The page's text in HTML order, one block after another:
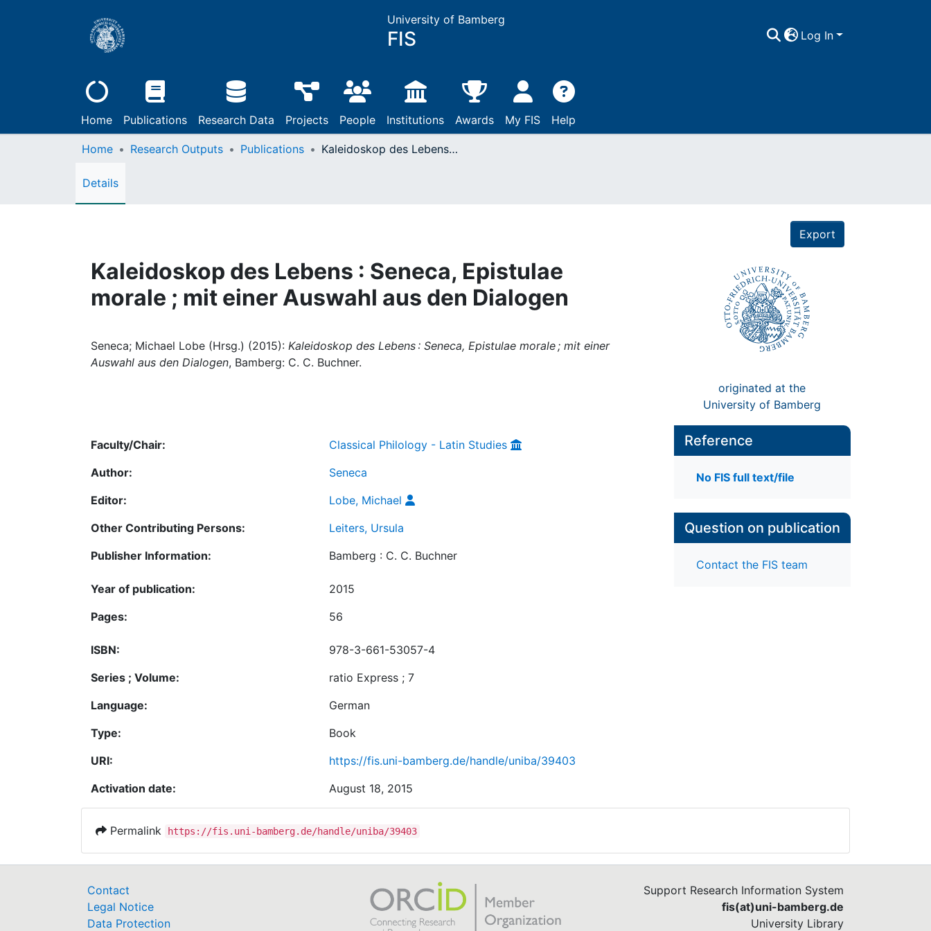
University of Bamberg
FIS Log In
Home Publications Research Data Projects People Institutions Awards My FIS Help
Home Research Outputs Publications Kaleidoskop des Lebens : Seneca, Epistulae morale ; mit einer Auswahl aus den Dialogen
Details
Export
Kaleidoskop des Lebens : Seneca, Epistulae
morale ; mit einer Auswahl aus den Dialogen
Seneca; Michael Lobe (Hrsg.) (2015): Kaleidoskop des Lebens : Seneca, Epistulae morale ; mit einer
Auswahl aus den Dialogen, Bamberg: C. C. Buchner.
originated at the
University of Bamberg
Faculty/Chair:
Classical Philology - Latin Studies
Author:
Seneca
Editor:
Lobe, Michael
Other Contributing Persons:
Leiters, Ursula
Publisher Information:
Bamberg : C. C. Buchner
Year of publication:
2015
Pages:
56
ISBN:
978-3-661-53057-4
Series ; Volume:
ratio Express ; 7
Language:
German
Type:
Book
URI:
https://fis.uni-bamberg.de/handle/uniba/39403
Activation date:
August 18, 2015
Reference
No FIS full text/file
Question on publication
Contact the FIS team
Permalink https://fis.uni-bamberg.de/handle/uniba/39403
Contact
Legal Notice
Data Protection
Support Research Information System
fis(at)uni-bamberg.de
University Library